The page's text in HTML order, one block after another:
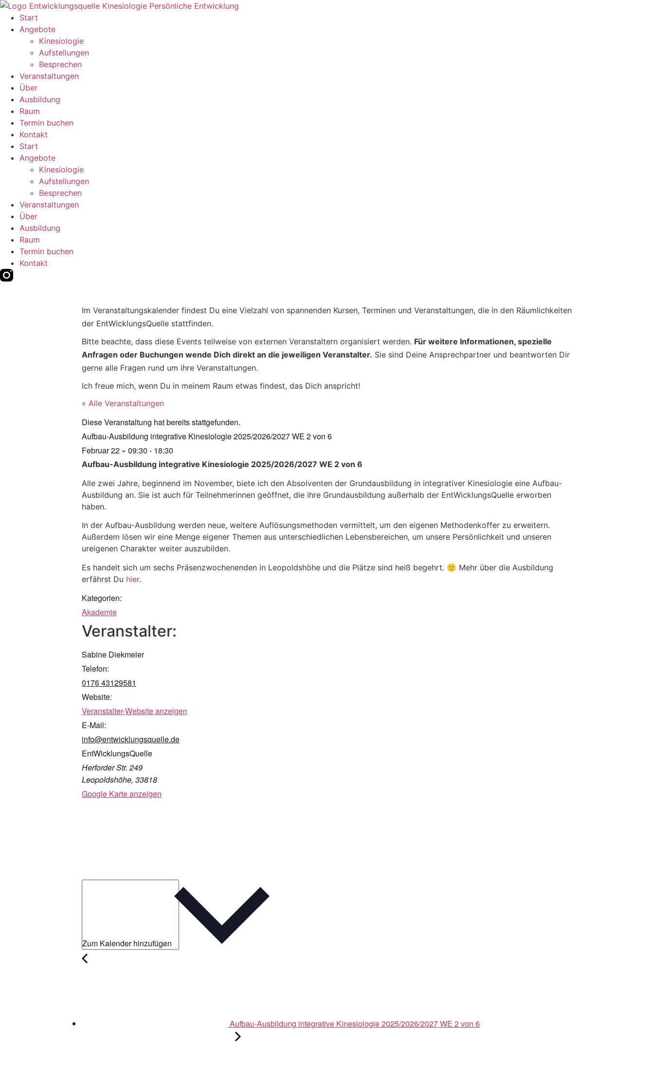
Zum
Inhalt
springen
Start
Angebote
Kinesiologie
Aufstellungen
Besprechen
Veranstaltungen
Über
Ausbildung
Raum
Termin buchen
Kontakt
Start
Angebote
Kinesiologie
Aufstellungen
Besprechen
Veranstaltungen
Über
Ausbildung
Raum
Termin buchen
Kontakt
Im Veranstaltungskalender findest Du eine Vielzahl von spannenden Kursen, Terminen und Veranstaltungen, die in den Räumlichkeiten
der EntWicklungsQuelle stattfinden.
Bitte beachte, dass diese Events teilweise von externen Veranstaltern organisiert werden. Für weitere Informationen, spezielle
Anfragen oder Buchungen wende Dich direkt an die jeweiligen Veranstalter. Sie sind Deine Ansprechpartner und beantworten Dir
gerne alle Fragen rund um ihre Veranstaltungen.
Ich freue mich, wenn Du in meinem Raum etwas findest, das Dich anspricht!
« Alle Veranstaltungen
Diese Veranstaltung hat bereits stattgefunden.
Aufbau-Ausbildung integrative Kinesiologie 2025/2026/2027 WE 2 von 6
Februar 22 » 09:30 - 18:30
Aufbau-Ausbildung integrative Kinesiologie 2025/2026/2027 WE 2 von 6
Alle zwei Jahre, beginnend im November, biete ich den Absolventen der Grundausbildung in integrativer Kinesiologie eine Aufbau-
Ausbildung an. Sie ist auch für Teilnehmerinnen geöffnet, die ihre Grundausbildung außerhalb der EntWicklungsQuelle erworben
haben.
In der Aufbau-Ausbildung werden neue, weitere Auflösungsmethoden vermittelt, um den eigenen Methodenkoffer zu erweitern.
Außerdem lösen wir eine Menge eigener Themen aus unterschiedlichen Lebensbereichen, um unsere Persönlichkeit und unseren
ureigenen Charakter weiter auszubilden.
Es handelt sich um sechs Präsenzwochenenden in Leopoldshöhe und die Plätze sind heiß begehrt. 🙂 Mehr über die Ausbildung
erfährst Du hier.
Kategorien:
Akademie
Veranstalter:
Sabine Diekmeier
Telefon:
0176 43129581
Website:
Veranstalter-Website anzeigen
E-Mail:
info@entwicklungsquelle.de
EntWicklungsQuelle
Herforder Str. 249
Leopoldshöhe, 33818
Google Karte anzeigen
Zum Kalender hinzufügen
Aufbau-Ausbildung integrative Kinesiologie 2025/2026/2027 WE 2 von 6